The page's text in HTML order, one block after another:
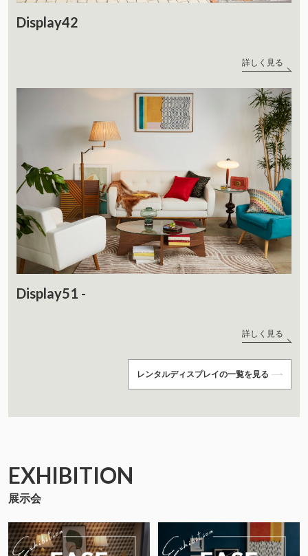
Display42
詳しく見る
Display51 -
詳しく見る
レンタルディスプレイの一覧を見る
EXHIBITION
展示会